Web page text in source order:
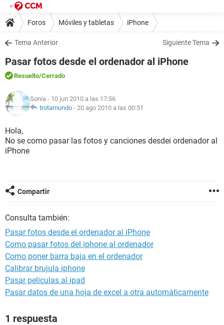
Foros Móviles y tabletas iPhone
Tema Anterior Siguiente Tema
Pasar fotos desde el ordenador al iPhone
Resuelto/Cerrado
Sonia - 10 jun 2010 a las 17:56
trotamundo - 20 ago 2010 a las 00:51
Hola,
No se como pasar las fotos y canciones desdei ordenador al
iPhone
Compartir
Consulta también:
Pasar fotos desde el ordenador al iPhone
Como pasar fotos del iphone al ordenador
Como poner barra baja en el ordenador
Calibrar brujula iphone
Pasar peliculas al ipad
Pasar datos de una hoja de excel a otra automáticamente
1 respuesta